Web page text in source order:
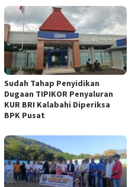
Sudah Tahap Penyidikan
Dugaan TIPIKOR Penyaluran
KUR BRI Kalabahi Diperiksa
BPK Pusat